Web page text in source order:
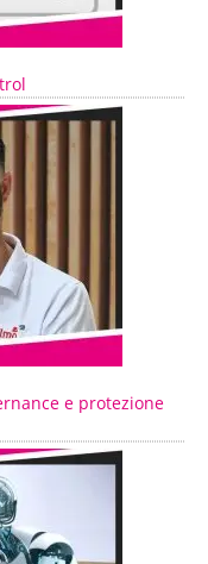
e protezione